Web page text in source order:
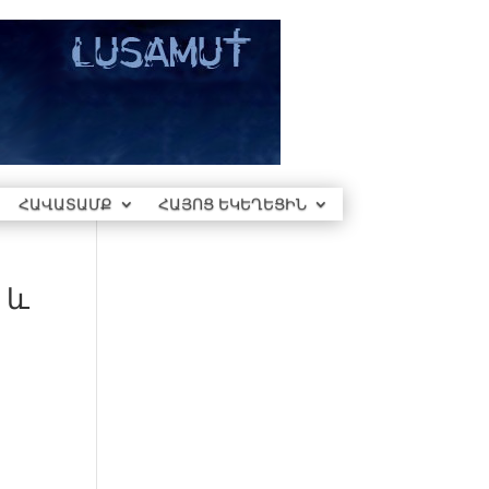
ՀԱՎԱՏԱՄՔ ՀԱՅՈՑ ԵԿԵՂԵՑԻՆ
և